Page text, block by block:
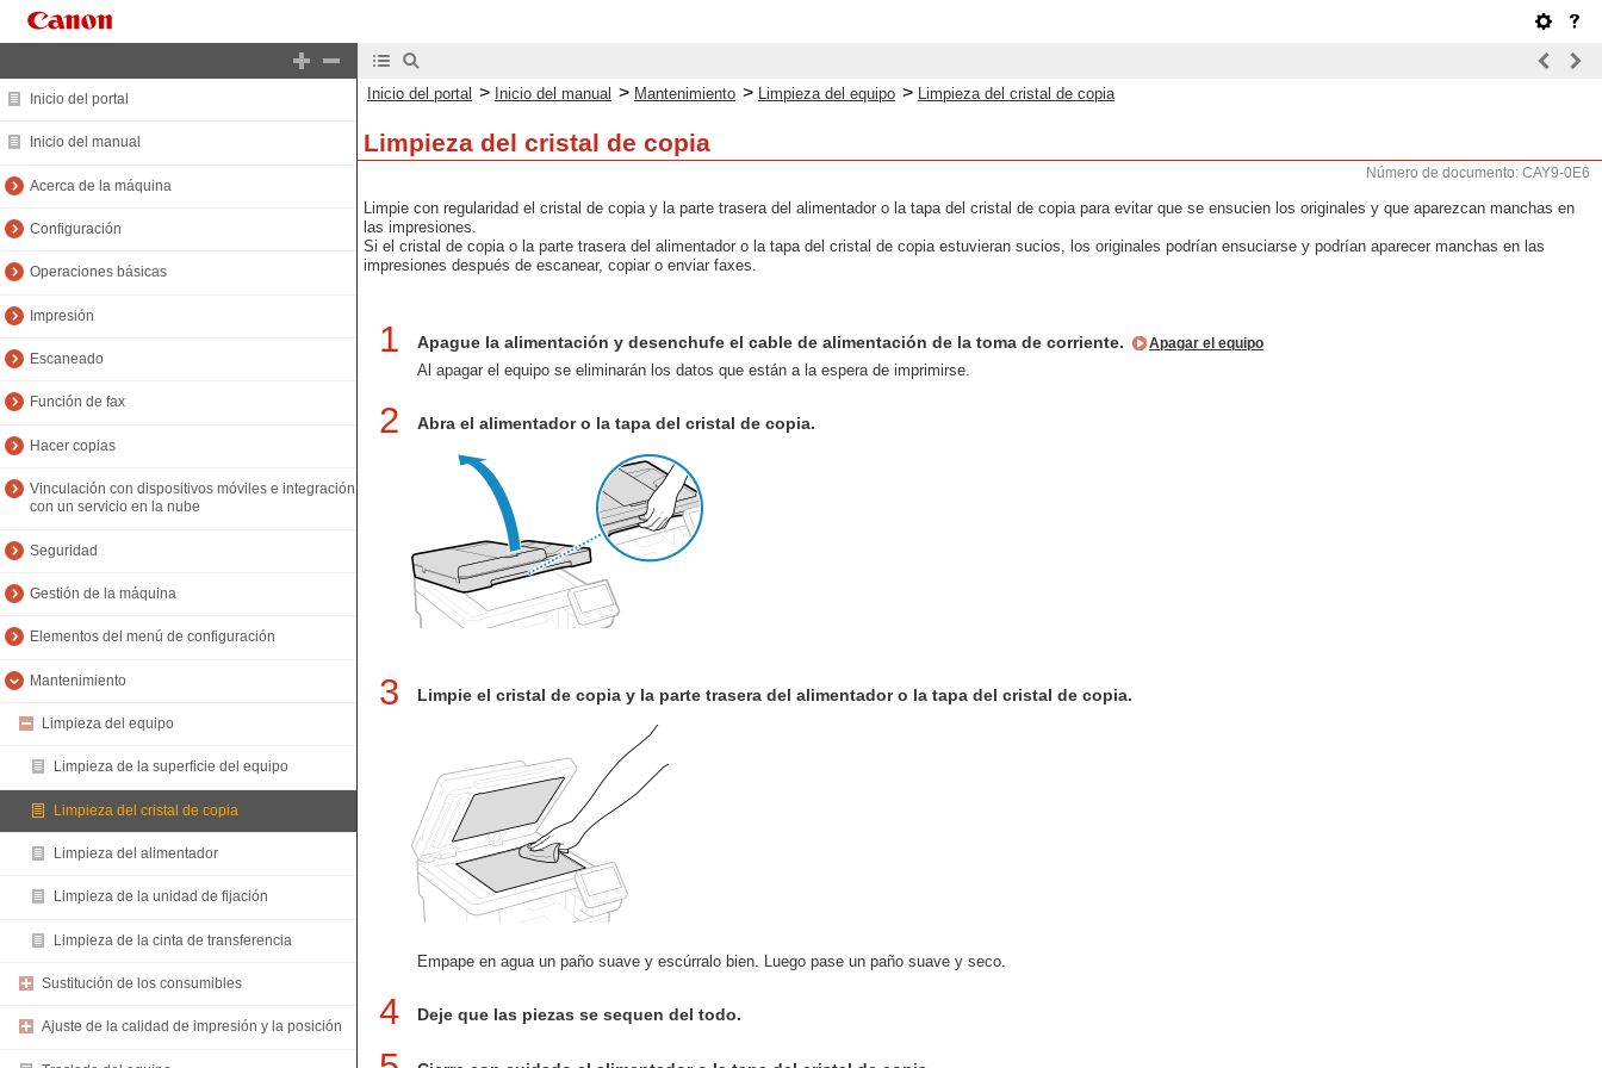
Inicio del portal
Inicio del manual
Acerca de la máquina
Configuración
Operaciones básicas
Impresión
Escaneado
Función de fax
Hacer copias
Vinculación con dispositivos móviles e integración
con un servicio en la nube
Seguridad
Gestión de la máquina
Elementos del menú de configuración
Mantenimiento
Limpieza del equipo
Limpieza de la superficie del equipo
Limpieza del cristal de copia
Limpieza del alimentador
Limpieza de la unidad de fijación
Limpieza de la cinta de transferencia
Sustitución de los consumibles
Ajuste de la calidad de impresión y la posición
Inicio del portal > Inicio del manual > Mantenimiento > Limpieza del equipo > Limpieza del cristal de copia
Limpieza del cristal de copia
Número de documento: CAY9-0E6
Limpie con regularidad el cristal de copia y la parte trasera del alimentador o la tapa del cristal de copia para evitar que se ensucien los originales y que aparezcan manchas en
las impresiones.
Si el cristal de copia o la parte trasera del alimentador o la tapa del cristal de copia estuvieran sucios, los originales podrían ensuciarse y podrían aparecer manchas en las
impresiones después de escanear, copiar o enviar faxes.
1 Apague la alimentación y desenchufe el cable de alimentación de la toma de corriente. Apagar el equipo
Al apagar el equipo se eliminarán los datos que están a la espera de imprimirse.
2 Abra el alimentador o la tapa del cristal de copia.
3 Limpie el cristal de copia y la parte trasera del alimentador o la tapa del cristal de copia.
Empape en agua un paño suave y escúrralo bien. Luego pase un paño suave y seco.
4 Deje que las piezas se sequen del todo.